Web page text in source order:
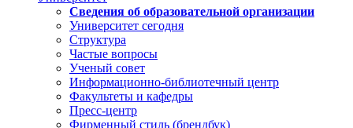
Сведения об образовательной организации
Университет сегодня
Структура
Частые вопросы
Ученый совет
Информационно-библиотечный центр
Факультеты и кафедры
Пресс-центр
Фирменный стиль (брендбук)